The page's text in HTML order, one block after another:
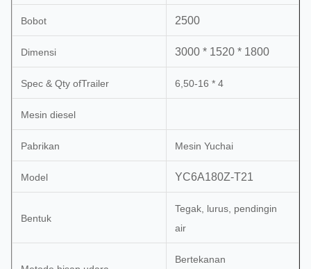
Bobot 2500
Dimensi 3000 * 1520 * 1800
Spec & Qty ofTrailer 6,50-16 * 4
Mesin diesel
Pabrikan Mesin Yuchai
Model YC6A180Z-T21
Bentuk
Tegak, lurus, pendingin
air
Bertekanan